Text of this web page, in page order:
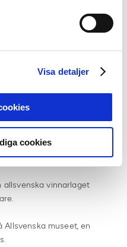
Visa detaljer
cookies
Sexdagarsloppet på
första Allsvenskan, då
Därefter kom de båda
vann skytteligan på
Fässbergs IF, i
lag från ”Stora
delta.
allsvenska vinnarlaget
Allsvenska museet, en